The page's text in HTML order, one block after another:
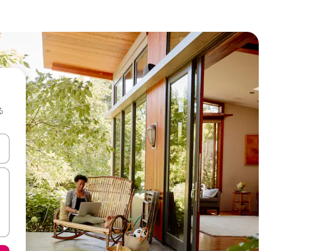
動するか、画面をタッチまたはスワイプして検索結果を確認することができます。